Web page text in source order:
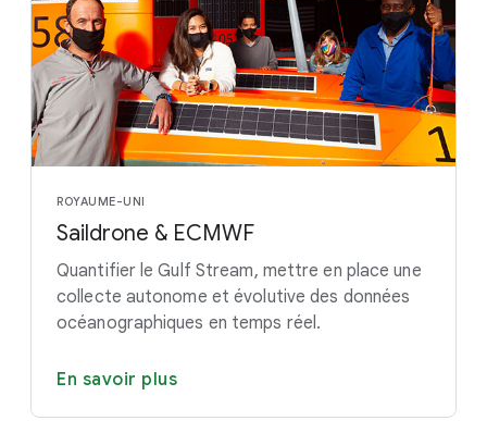
ROYAUME-UNI
Saildrone & ECMWF
Quantifier le Gulf Stream, mettre en place une
collecte autonome et évolutive des données
océanographiques en temps réel.
En savoir plus